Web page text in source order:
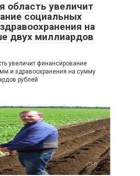
область увеличит
социальных
на
двух миллиардов
увеличит финансирование
и здравоохранения на сумму
рублей
0